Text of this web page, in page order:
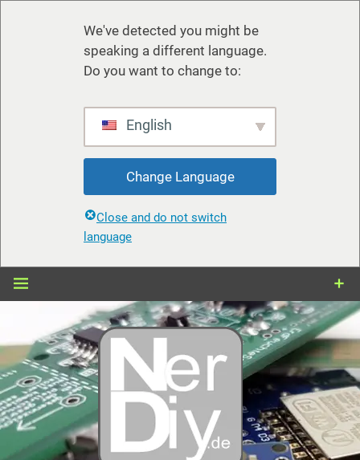
We've detected you might be
speaking a different language.
Do you want to change to:
English
Change Language
Close and do not switch
language
Zum